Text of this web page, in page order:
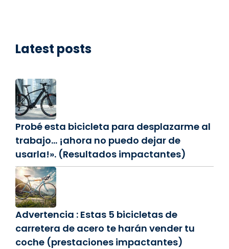
Latest posts
Probé esta bicicleta para desplazarme al
trabajo… ¡ahora no puedo dejar de
usarla!». (Resultados impactantes)
Advertencia : Estas 5 bicicletas de
carretera de acero te harán vender tu
coche (prestaciones impactantes)